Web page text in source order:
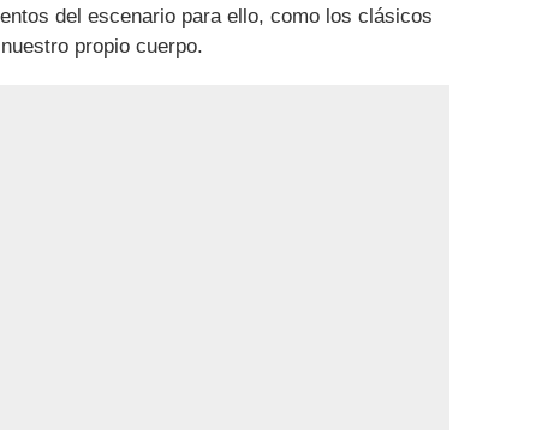
del escenario para ello, como los clásicos
propio cuerpo.